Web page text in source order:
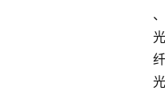
、
光
纤
光